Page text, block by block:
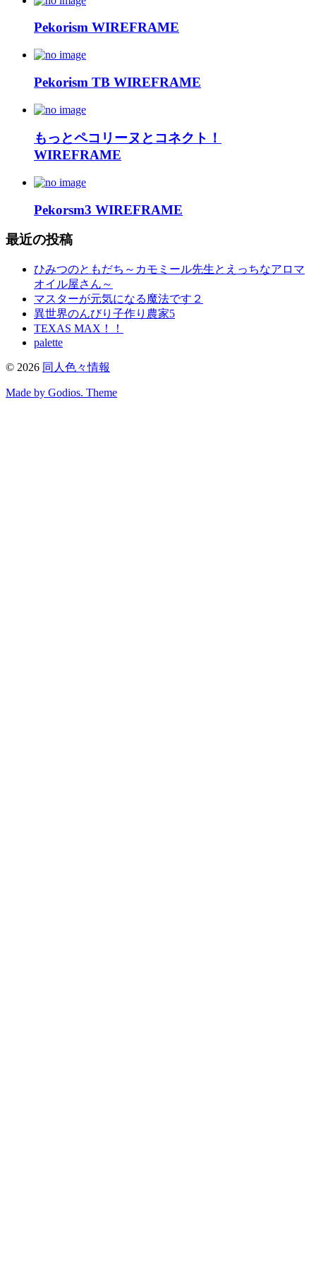
Pekorism WIREFRAME
Pekorism TB WIREFRAME
もっとペコリーヌとコネクト！
WIREFRAME
Pekorsm3 WIREFRAME
最近の投稿
ひみつのともだち～カモミール先生とえっちなアロマ
オイル屋さん～
マスターが元気になる魔法です２
異世界のんびり子作り農家5
TEXAS MAX！！
palette
© 2026 同人色々情報
Made by Godios. Theme